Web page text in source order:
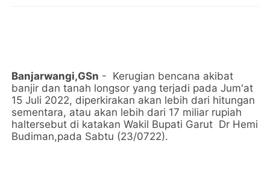
Banjarwangi,GSn - Kerugian bencana akibat
banjir dan tanah longsor yang terjadi pada Jum'at
15 Juli 2022, diperkirakan akan lebih dari hitungan
sementara, atau akan lebih dari 17 miliar rupiah
haltersebut di katakan Wakil Bupati Garut Dr Hemi
Budiman,pada Sabtu (23/0722).